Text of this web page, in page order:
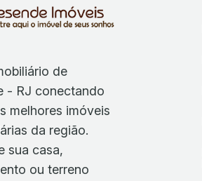
de
- RJ conectando
melhores imóveis
da região.
sua casa,
ou terreno